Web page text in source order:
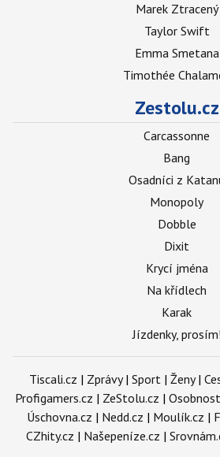
Marek Ztracený
Taylor Swift
Emma Smetana
Timothée
Zestolu.cz
Carcassonne
Bang
Osadníci z
Monopoly
Dobble
Dixit
Krycí jména
Na křídlech
Karak
Jízdenky, prosím!
Tiscali.cz | Zprávy| Sport | Ženy|
Profigamers.cz | ZeStolu.cz |
Úschovna.cz | Nedd.cz | Moulík.cz |
CZhity.cz | Našepeníze.cz |